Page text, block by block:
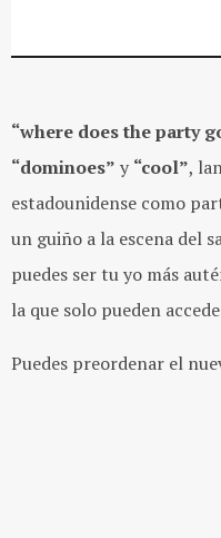
“where does the party
“dominoes” y “cool”,
estadounidense como
un guiño a la escena del
puedes ser tu yo más
la que solo pueden
Puedes preordenar el